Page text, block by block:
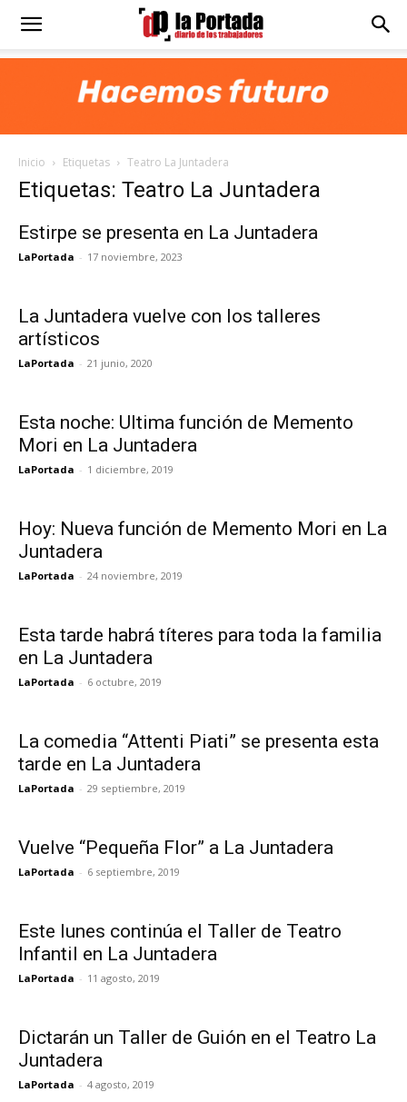
Diario
Portada
Inicio Etiquetas Teatro La Juntadera
Etiquetas: Teatro La Juntadera
Estirpe se presenta en La Juntadera
LaPortada - 17 noviembre, 2023
La Juntadera vuelve con los talleres
artísticos
LaPortada - 21 junio, 2020
Esta noche: Ultima función de Memento
Mori en La Juntadera
LaPortada - 1 diciembre, 2019
Hoy: Nueva función de Memento Mori en La
Juntadera
LaPortada - 24 noviembre, 2019
Esta tarde habrá títeres para toda la familia
en La Juntadera
LaPortada - 6 octubre, 2019
La comedia “Attenti Piati” se presenta esta
tarde en La Juntadera
LaPortada - 29 septiembre, 2019
Vuelve “Pequeña Flor” a La Juntadera
LaPortada - 6 septiembre, 2019
Este lunes continúa el Taller de Teatro
Infantil en La Juntadera
LaPortada - 11 agosto, 2019
Dictarán un Taller de Guión en el Teatro La
Juntadera
LaPortada - 4 agosto, 2019